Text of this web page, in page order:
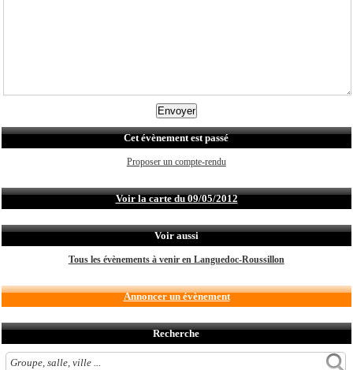
Cet évènement est passé
Proposer un compte-rendu
Voir la carte du 09/05/2012
Voir aussi
Tous les évènements à venir en Languedoc-Roussillon
Annoncer un évènement
Recherche